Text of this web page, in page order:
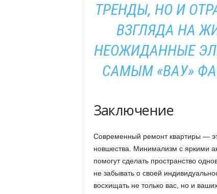
ТРЕНДЫ, НО И
ВЗГЛЯДА НА
НЕОЖИДАННЫЕ
САМЫМ «ВАУ»
Заключение
Современный ремонт квартиры —
новшества. Минимализм с яркими
помогут сделать пространство
не забывать о своей
восхищать не только вас, но и ваших